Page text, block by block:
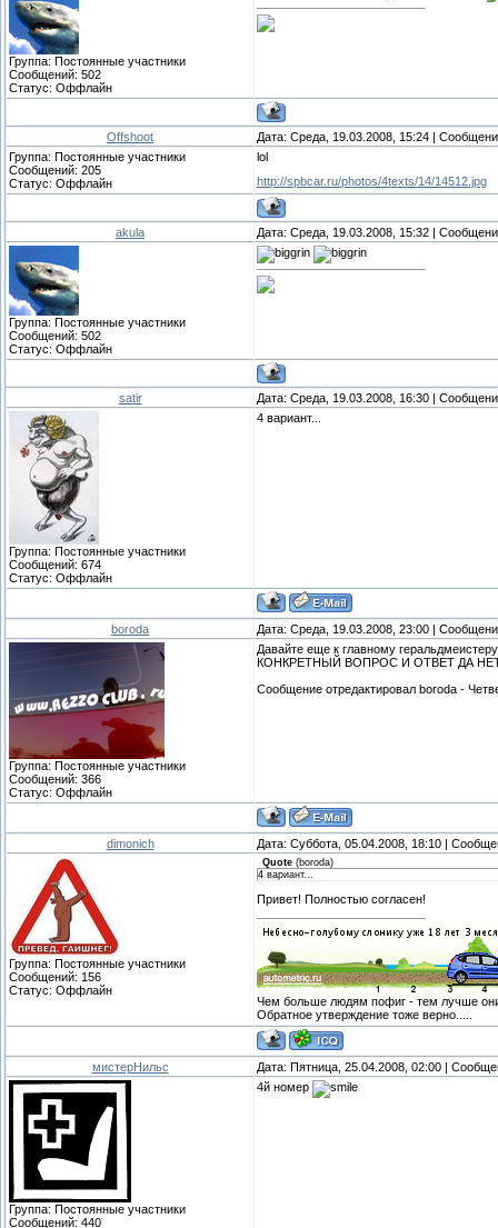
Группа: Постоянные участники
Сообщений: 502
Статус: Оффлайн
Offshoot
Дата: Среда, 19.03.2008, 15:24 |
Группа: Постоянные участники
Сообщений: 205
Статус: Оффлайн
lol
http://spbcar.ru/photos/4texts/14/14512.jpg
akula Дата: Среда, 19.03.2008, 15:32 |
Группа: Постоянные участники
Сообщений: 502
Статус: Оффлайн
satir Дата: Среда, 19.03.2008, 16:30 |
Группа: Постоянные участники
Сообщений: 674
Статус: Оффлайн
4 вариант...
boroda Дата: Среда, 19.03.2008, 23:00 |
Группа: Постоянные участники
Сообщений: 366
Статус: Оффлайн
Давайте еще к главному
КОНКРЕТНЫЙ ВОПРОС И ОТВЕТ ДА НЕТ,
Сообщение отредактировал boroda -
dimonich Дата: Суббота, 05.04.2008, 18:10 |
Группа: Постоянные участники
Сообщений: 156
Статус: Оффлайн
Quote (boroda)
4 вариант...
Привет! Полностью согласен!
Чем больше людям пофиг - тем лучше
Обратное утверждение тоже верно.....
мистерНильс Дата: Пятница, 25.04.2008, 02:00 |
Группа: Постоянные участники
Сообщений: 440
4й номер